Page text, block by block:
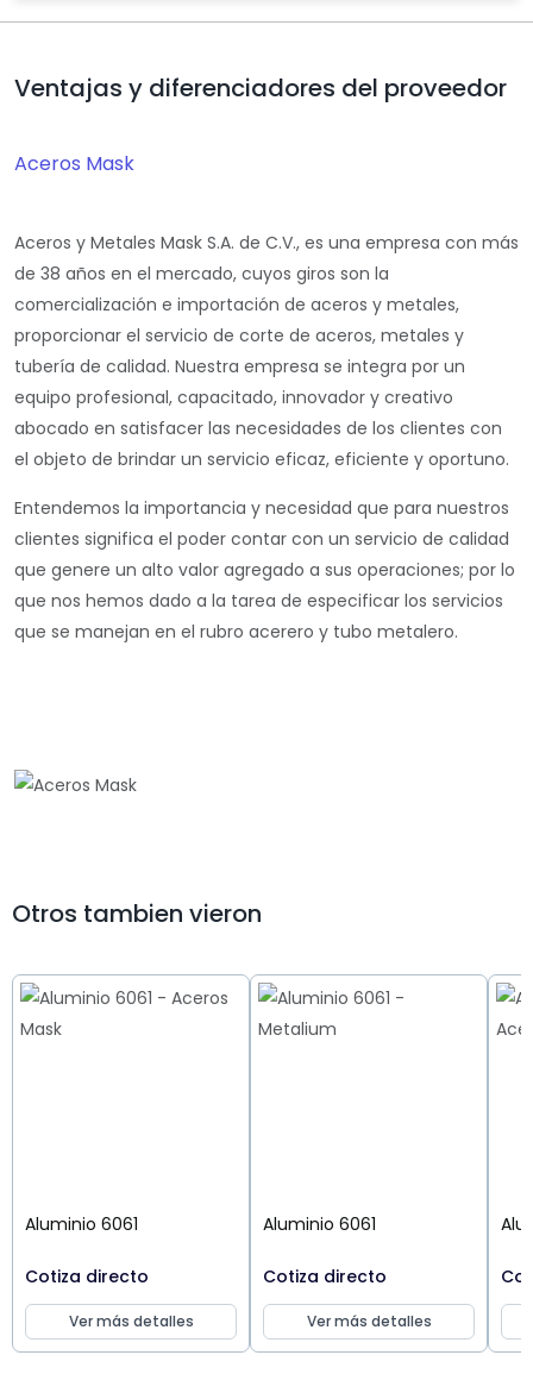
Ventajas y diferenciadores del proveedor
Aceros Mask
Aceros y Metales Mask S.A. de C.V., es una empresa con más
de 38 años en el mercado, cuyos giros son la
comercialización e importación de aceros y metales,
proporcionar el servicio de corte de aceros, metales y
tubería de calidad. Nuestra empresa se integra por un
equipo profesional, capacitado, innovador y creativo
abocado en satisfacer las necesidades de los clientes con
el objeto de brindar un servicio eficaz, eficiente y oportuno.
Entendemos la importancia y necesidad que para nuestros
clientes significa el poder contar con un servicio de calidad
que genere un alto valor agregado a sus operaciones; por lo
que nos hemos dado a la tarea de especificar los servicios
que se manejan en el rubro acerero y tubo metalero.
Otros tambien vieron
Aluminio 6061
Cotiza directo
Ver más detalles
Aluminio 6061
Cotiza directo
Ver más detalles